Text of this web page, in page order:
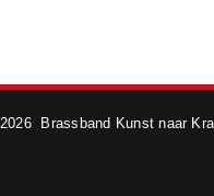
2026 Brassband Kunst naar